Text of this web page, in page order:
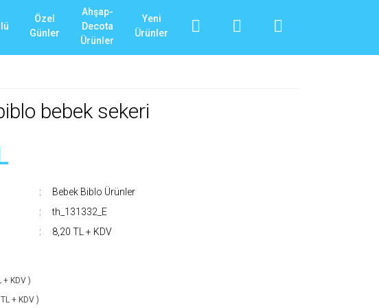
Özel
Günler
Ahşap-
Decota
Ürünler
Yeni
Ürünler
bebek sekeri
Bebek Biblo Ürünler
th_131332_E
8,20 TL + KDV
+ KDV )
+ KDV )